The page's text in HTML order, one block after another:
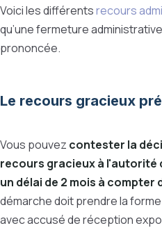
Voici les différentsrecours
qu’une fermeture
prononcée.
Le recours gracieux
Vous pouvez contester la
recours gracieux à l'autorité
un délai de 2 mois à
démarche doit prendre la
avec accusé de réception